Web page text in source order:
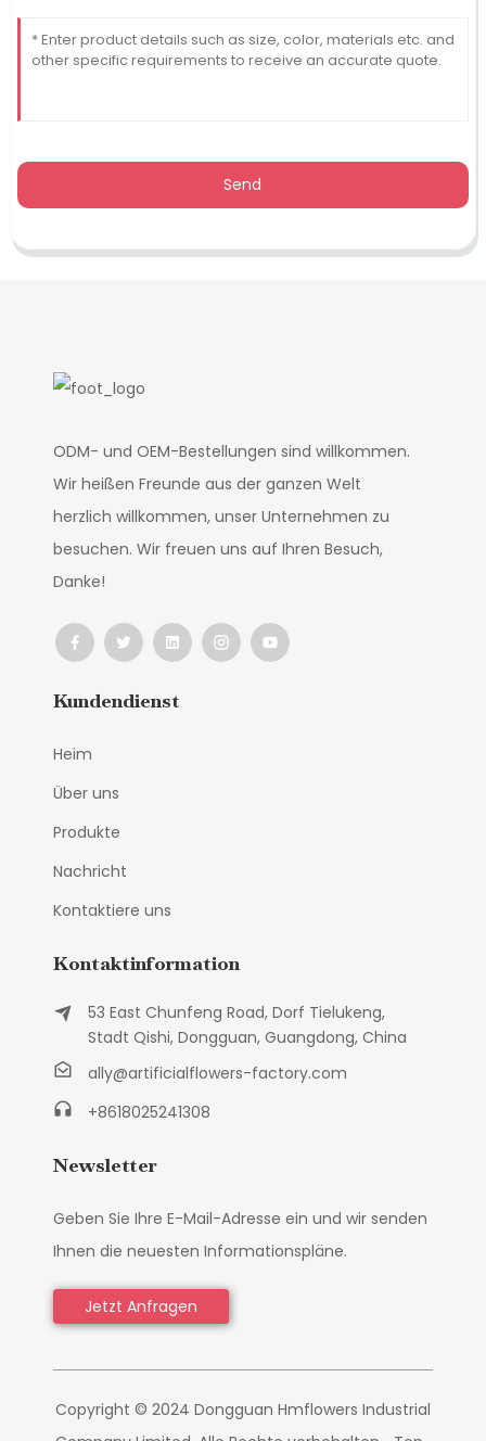
Send
ODM- und OEM-Bestellungen sind willkommen.
Wir heißen Freunde aus der ganzen Welt
herzlich willkommen, unser Unternehmen zu
besuchen. Wir freuen uns auf Ihren Besuch,
Danke!
Kundendienst
Heim
Über uns
Produkte
Nachricht
Kontaktiere uns
Kontaktinformation
53 East Chunfeng Road, Dorf Tielukeng,
Stadt Qishi, Dongguan, Guangdong, China
ally@artificialflowers-factory.com
+8618025241308
Newsletter
Geben Sie Ihre E-Mail-Adresse ein und wir senden
Ihnen die neuesten Informationspläne.
Jetzt Anfragen
Copyright © 2024 Dongguan Hmflowers Industrial